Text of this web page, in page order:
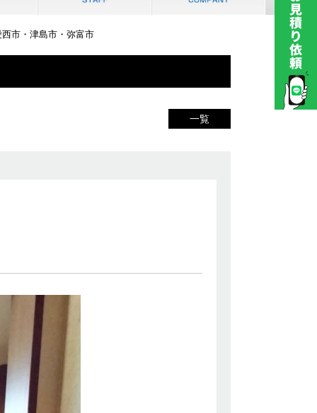
市・津島市・弥富市
一覧